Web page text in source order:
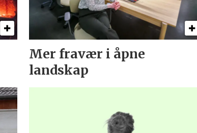
Mer fravær i åpne
landskap